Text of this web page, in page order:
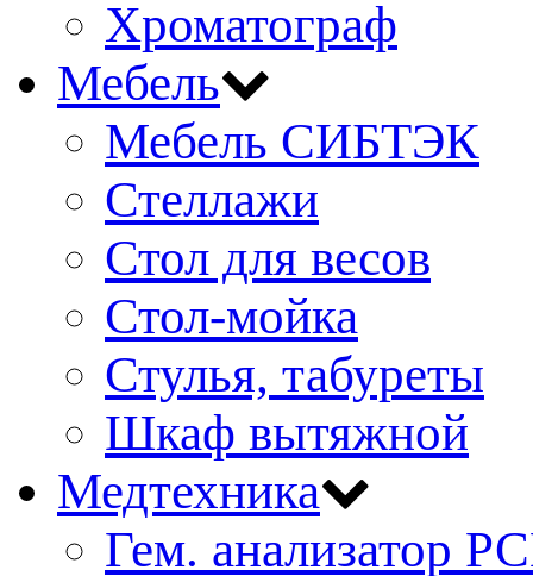
Хроматограф
Мебель
Мебель СИБТЭК
Стеллажи
Стол для весов
Стол-мойка
Стулья, табуреты
Шкаф вытяжной
Медтехника
Гем. анализатор